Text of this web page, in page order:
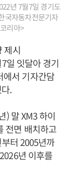
년 7월7일 경기도
국자동차전문기자
리아>
제시
일 잇달아 경기
에서 기자간담
.
) 말 XM3 하이
전면 배치하고
터 2005년까
년 이후를